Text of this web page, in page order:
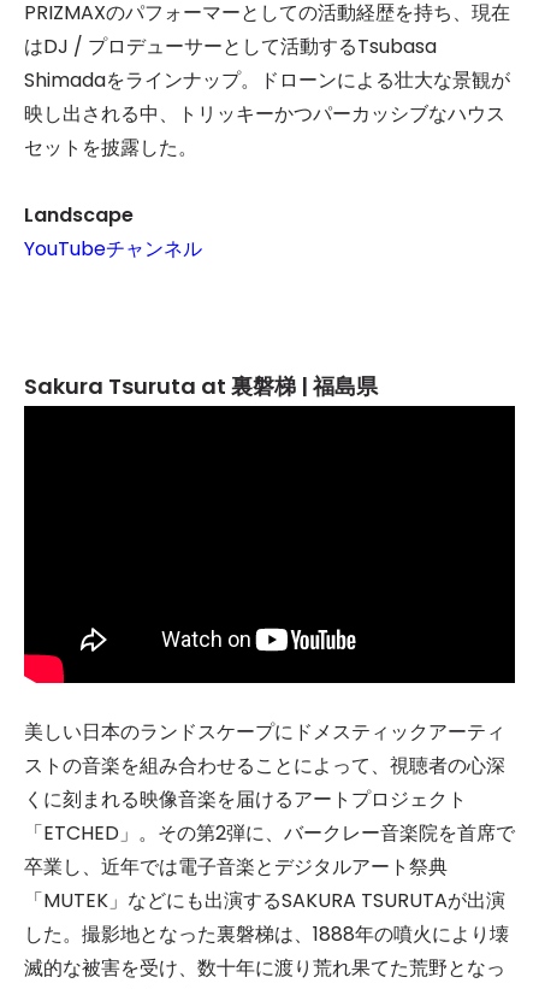
PRIZMAXのパフォーマーとしての活動経歴を持ち、現在
はDJ / プロデューサーとして活動するTsubasa
Shimadaをラインナップ。ドローンによる壮大な景観が
映し出される中、トリッキーかつパーカッシブなハウス
セットを披露した。
Landscape
YouTubeチャンネル
Sakura Tsuruta at 裏磐梯 | 福島県
美しい日本のランドスケープにドメスティックアーティ
ストの音楽を組み合わせることによって、視聴者の心深
くに刻まれる映像音楽を届けるアートプロジェクト
「ETCHED」。その第2弾に、バークレー音楽院を首席で
卒業し、近年では電子音楽とデジタルアート祭典
「MUTEK」などにも出演するSAKURA TSURUTAが出演
した。撮影地となった裏磐梯は、1888年の噴火により壊
滅的な被害を受け、数十年に渡り荒れ果てた荒野となっ